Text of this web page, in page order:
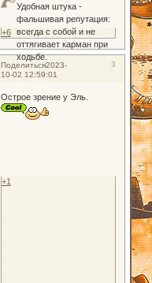
Удобная штука -
фальшивая репутация:
всегда с собой и не
оттягивает карман при
ходьбе.
+6
Поделиться 3
2023-
10-02 12:59:01
Острое зрение у Эль.
+1